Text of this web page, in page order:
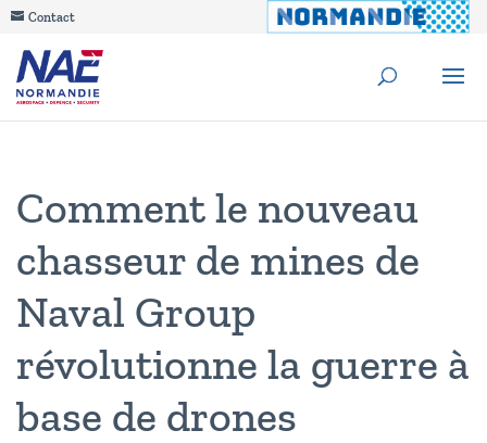
Contact
Comment le nouveau
chasseur de mines de
Naval Group
révolutionne la guerre à
base de drones